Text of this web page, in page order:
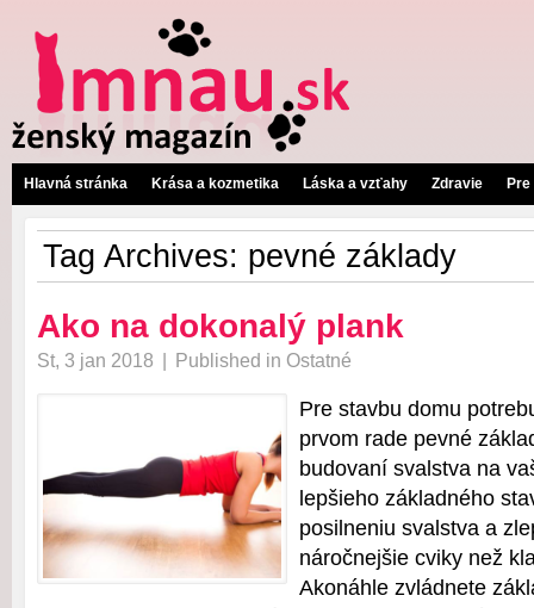
Hlavná stránka Krása a kozmetika Láska a vzťahy Zdravie
Tag Archives: pevné základy
Ako na dokonalý plank
St, 3 jan 2018 | Published in Ostatné
Pre stavbu domu
prvom rade pevné
budovaní svalstva na
lepšieho základného
posilneniu svalstva a
náročnejšie cviky než
Akonáhle zvládnete